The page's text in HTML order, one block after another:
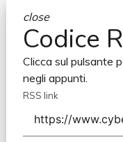
close
Codice
Clicca sul pulsante
negli appunti.
RSS link